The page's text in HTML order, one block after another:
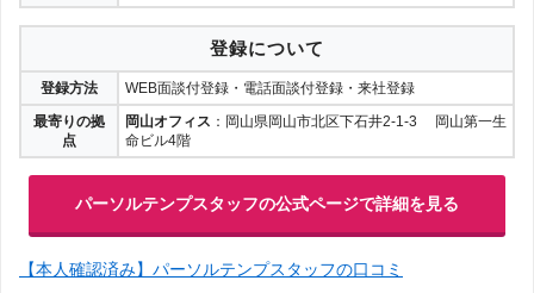
登録について
登録方法
WEB面談付登録・電話面談付登録・来社登録
最寄りの拠
点
岡山オフィス ：岡山県岡山市北区下石井2-1-3 岡山第一生
命ビル4階
パーソルテンプスタッフの公式ページで詳細を見る
【本人確認済み】パーソルテンプスタッフの口コミ